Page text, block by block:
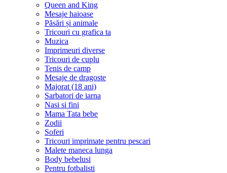
Queen and King
Mesaje haioase
Păsări și animale
Tricouri cu grafica ta
Muzica
Imprimeuri diverse
Tricouri de cuplu
Tenis de camp
Mesaje de dragoste
Majorat (18 ani)
Sarbatori de iarna
Nasi si fini
Mama Tata bebe
Zodii
Soferi
Tricouri imprimate pentru pescari
Malete maneca lunga
Body bebelusi
Pentru fotbalisti